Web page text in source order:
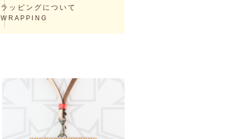
ラッピングについて
WRAPPING